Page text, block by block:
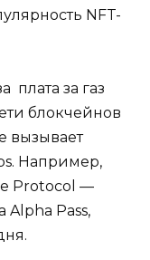
NFT-
плата за газ
блокчейнов
вызывает
Например,
Protocol —
Pass,